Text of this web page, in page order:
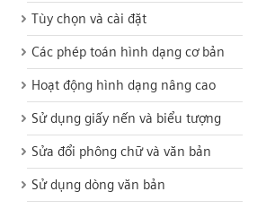
Tùy chọn và cài đặt
Các phép toán hình dạng cơ bản
Hoạt động hình dạng nâng cao
Sử dụng giấy nến và biểu tượng
Sửa đổi phông chữ và văn bản
Sử dụng dòng văn bản